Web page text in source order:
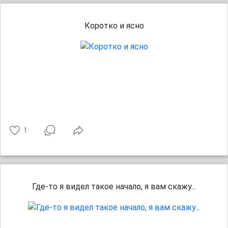
Коротко и ясно
1
Где-то я видел такое начало, я вам скажу...